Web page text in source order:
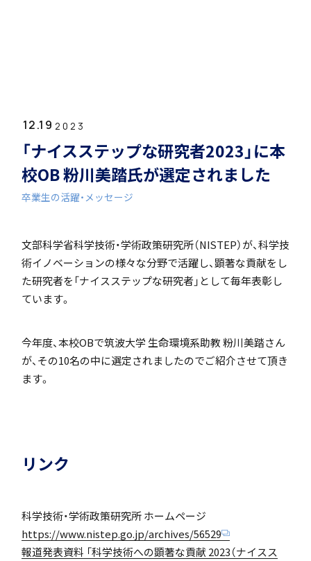
12.19 2023
「ナイスステップな研究者2023」に本
校OB 粉川美踏氏が選定されました
卒業生の活躍・メッセージ
文部科学省科学技術・学術政策研究所（NISTEP）が、科学技
術イノベーションの様々な分野で活躍し、顕著な貢献をし
た研究者を「ナイスステップな研究者」として毎年表彰し
ています。
今年度、本校OBで筑波大学 生命環境系助教 粉川美踏さん
が、その10名の中に選定されましたのでご紹介させて頂き
ます。
リンク
科学技術・学術政策研究所 ホームページ
https://www.nistep.go.jp/archives/56529
報道発表資料 「科学技術への顕著な貢献 2023（ナイスス
学校長挨拶
特色